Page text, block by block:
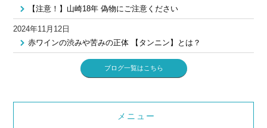
【注意！】山崎18年 偽物にご注意ください
2024年11月12日
赤ワインの渋みや苦みの正体 【タンニン】とは？
ブログ一覧はこちら
メニュー